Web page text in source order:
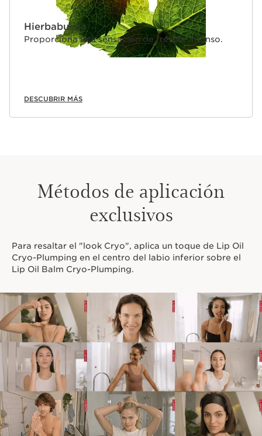
Hierbabuena
Proporciona una sensación de frescor intenso.
DESCUBRIR MÁS
Métodos de aplicación
exclusivos
Para resaltar el "look Cryo", aplica un toque de Lip Oil
Cryo-Plumping en el centro del labio inferior sobre el
Lip Oil Balm Cryo-Plumping.